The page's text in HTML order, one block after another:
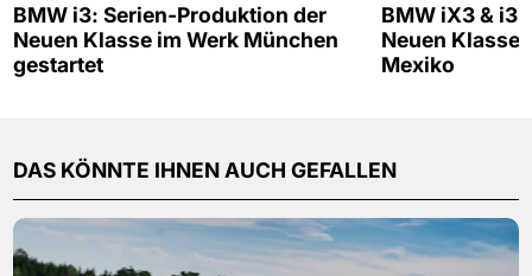
BMW i3: Serien-Produktion der
Neuen Klasse im Werk München
gestartet
BMW iX3 &
Neuen Klasse
Mexiko
DAS KÖNNTE IHNEN AUCH GEFALLEN